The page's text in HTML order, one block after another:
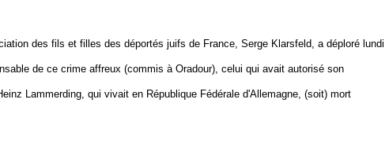
des fils et filles des déportés juifs de France, Serge Klarsfeld, a déploré lundi
de ce crime affreux (commis à Oradour), celui qui avait autorisé son
Lammerding, qui vivait en République Fédérale d'Allemagne, (soit) mort